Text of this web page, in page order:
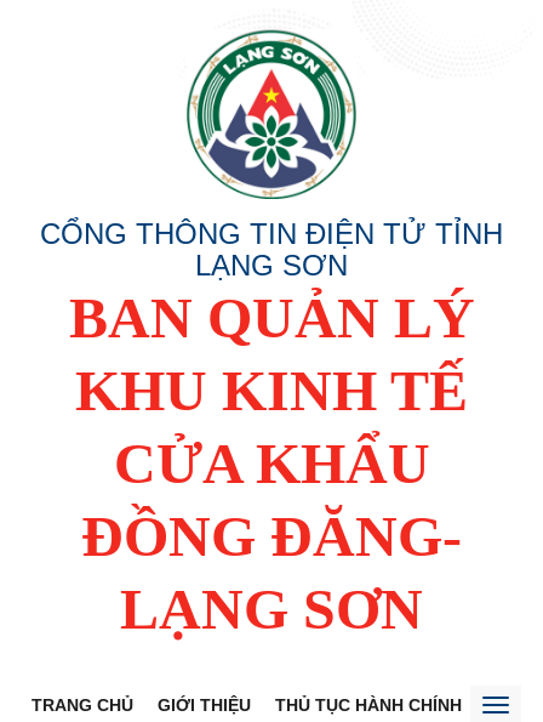
CỔNG THÔNG TIN ĐIỆN TỬ TỈNH
LẠNG SƠN
BAN QUẢN LÝ
KHU KINH TẾ
CỬA KHẨU
ĐỒNG ĐĂNG-
LẠNG SƠN
TRANG CHỦ GIỚI THIỆU THỦ TỤC HÀNH CHÍNH TIẾP